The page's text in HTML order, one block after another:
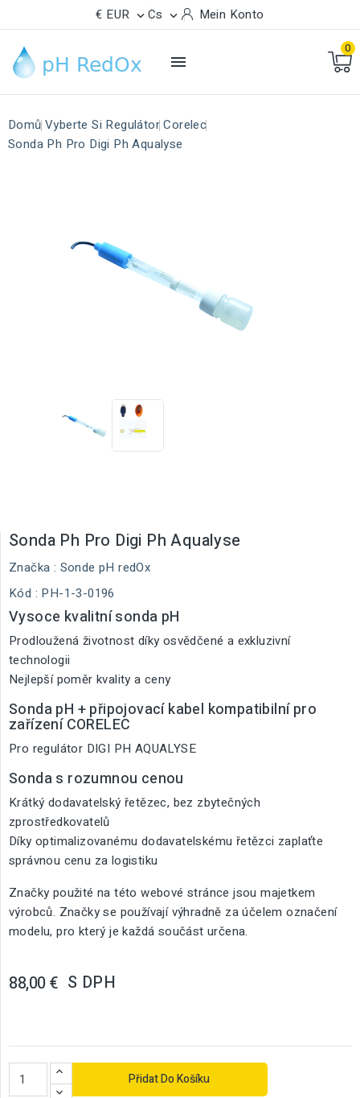
€ EUR  Cs  Mein Konto

0
Domů Vyberte Si Regulátor Corelec
Sonda Ph Pro Digi Ph Aqualyse
Sonda Ph Pro Digi Ph Aqualyse
Značka : Sonde pH redOx
Kód : PH-1-3-0196
Vysoce kvalitní sonda pH
Prodloužená životnost díky osvědčené a exkluzivní
technologii
Nejlepší poměr kvality a ceny
Sonda pH + připojovací kabel kompatibilní pro
zařízení CORELEC
Pro regulátor DIGI PH AQUALYSE
Sonda s rozumnou cenou
Krátký dodavatelský řetězec, bez zbytečných
zprostředkovatelů
Díky optimalizovanému dodavatelskému řetězci zaplaťte
správnou cenu za logistiku
Značky použité na této webové stránce jsou majetkem
výrobců. Značky se používají výhradně za účelem označení
modelu, pro který je každá součást určena.
88,00 € S DPH
Přidat Do Košíku